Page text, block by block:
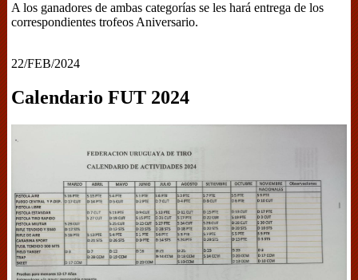
A los ganadores de ambas categorías se les hará entrega de los
correspondientes trofeos Aniversario.
22/FEB/2024
Calendario FUT 2024